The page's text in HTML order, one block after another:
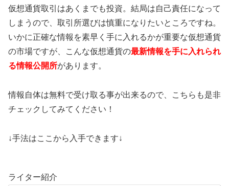
仮想通貨取引はあくまでも投資。結局は自己責任になって
しまうので、取引所選びは慎重になりたいところですね。
いかに正確な情報を素早く手に入れるかが重要な仮想通貨
の市場ですが、こんな仮想通貨の最新情報を手に入れられ
る情報公開所があります。
情報自体は無料で受け取る事が出来るので、こちらも是非
チェックしてみてください！
↓手法はここから入手できます↓
ライター紹介